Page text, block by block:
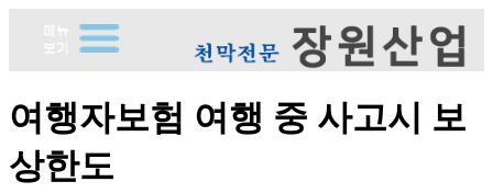
여행자보험 여행 중 사고시 보
상한도